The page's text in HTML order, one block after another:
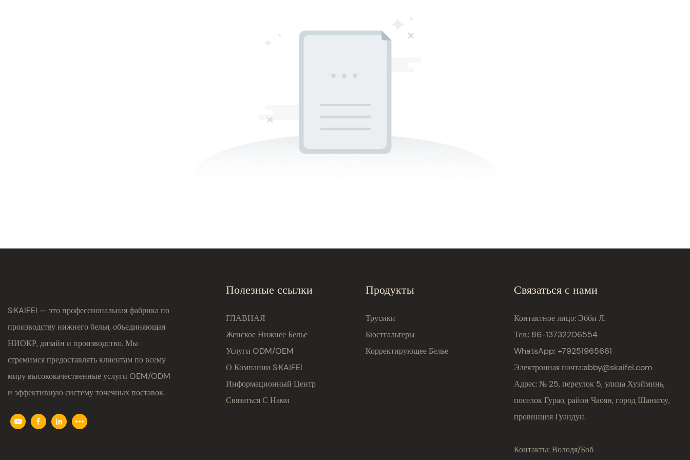
S·KAIFEI — это профессиональная фабрика по
производству нижнего белья, объединяющая
НИОКР, дизайн и производство. Мы
стремимся предоставлять клиентам по всему
миру высококачественные услуги OEM/ODM
и эффективную систему точечных поставок.
Полезные ссылки
ГЛАВНАЯ
Женское Нижнее Белье
Услуги ODM/OEM
О Компании S·KAIFEI
Информационный Центр
Связаться С Нами
Продукты
Трусики
Бюстгальтеры
Корректирующее Белье
Связаться с нами
Контактное лицо: Эбби Л.
Тел.: 86-13732206554
WhatsApp: +79251965661
Электронная почта:abby@skaifei.com
Адрес:№ 25, переулок 5, улица Хуэйминь,
поселок Гурао, район Чаоян, город Шаньтоу,
провинция Гуандун.
Контакты: Володя/Боб